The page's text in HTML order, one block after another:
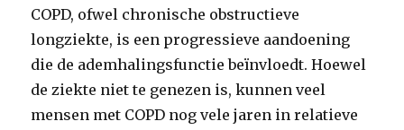
COPD, ofwel chronische obstructieve
longziekte, is een progressieve aandoening
die de ademhalingsfunctie beïnvloedt. Hoewel
de ziekte niet te genezen is, kunnen veel
mensen met COPD nog vele jaren in relatieve